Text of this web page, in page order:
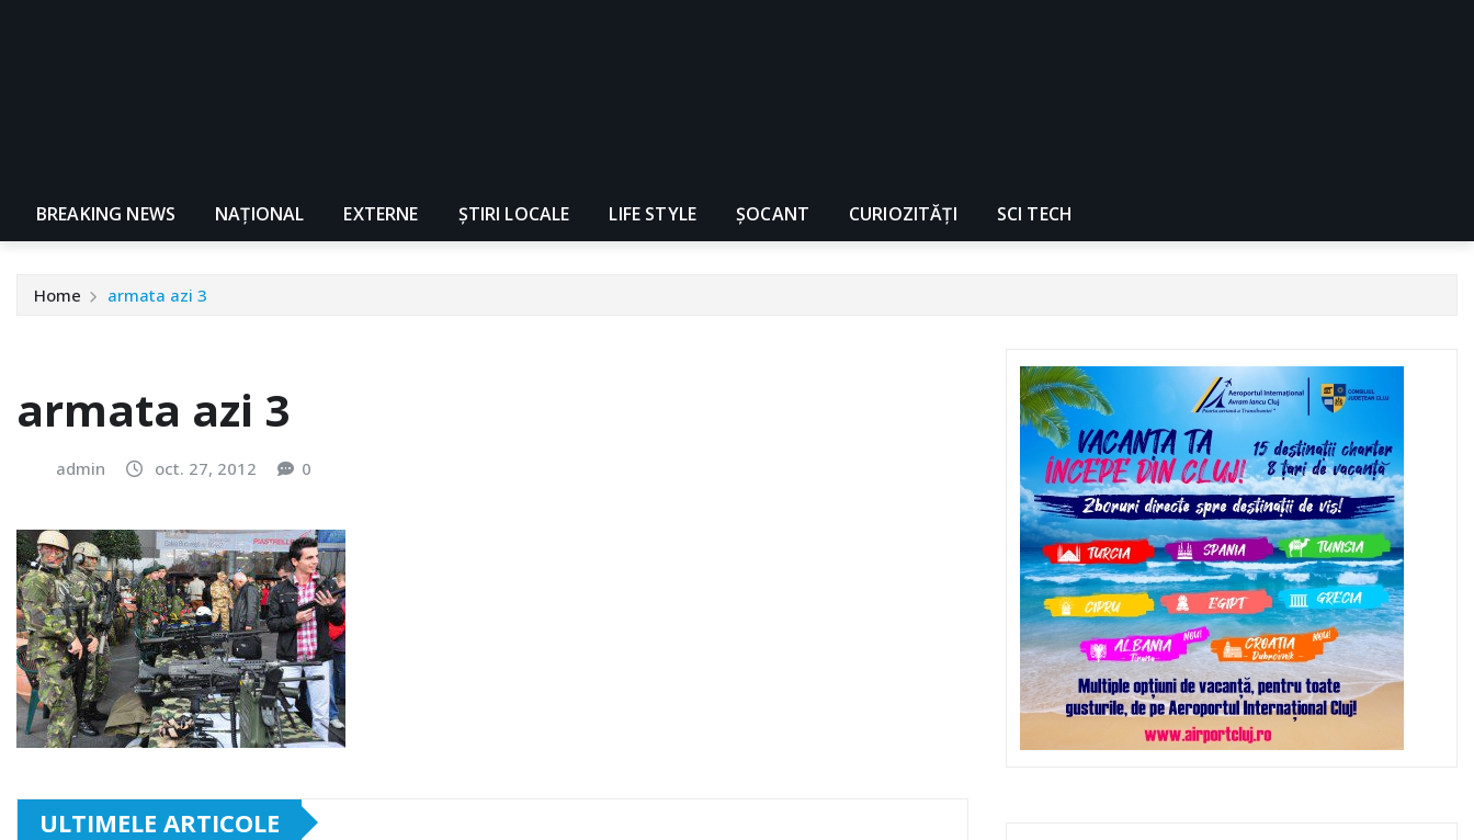
BREAKING NEWS NAŢIONAL EXTERNE ȘTIRI LOCALE LIFE STYLE ȘOCANT CURIOZITĂȚI SCI TECH
Home armata azi 3
armata azi 3
admin oct. 27, 2012 0
ULTIMELE ARTICOLE